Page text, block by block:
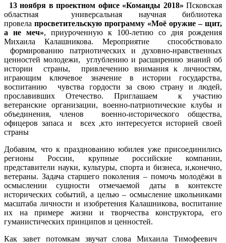
13 ноября в проектном офисе «Команды 2018» Псковская
областная универсальная научная библиотека
провела просветительскую программу «Моё оружие – щит,
а не меч», приуроченную к 100-летию со дня рождения
Михаила Калашникова. Мероприятие способствовало
формированию патриотических и духовно-нравственных
ценностей молодежи, углублению и расширению знаний об
истории страны, привлечению внимания к личностям,
играющим ключевое значение в истории государства,
воспитанию чувства гордости за свою страну и людей,
прославивших Отечество. Приглашаем к участию
ветеранские организации, военно-патриотические клубы и
объединения, членов военно-исторического общества,
офицеров запаса и всех ,кто интересуется историей своей
страны
Добавим, что к празднованию юбилея уже присоединились
регионы России, крупные российские компании,
представители науки, культуры, спорта и бизнеса, и,конечно,
ветераны. Задача старшего поколения – помочь молодёжи в
осмыслении сущности отмечаемой даты в контексте
исторических событий, а целью – осмысление школьниками
масштаба личности и изобретения Калашникова, воспитание
их на примере жизни и творчества конструктора, его
гуманистических принципов и ценностей.
Как завет потомкам звучат слова Михаила Тимофеевич